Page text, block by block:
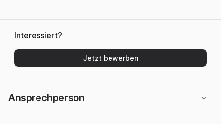
Interessiert?
Jetzt bewerben
Ansprechperson